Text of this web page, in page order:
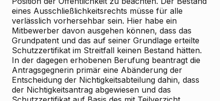
eines Ausschließlichkeitsrechts müsse für alle
verlässlich vorhersehbar sein. Hier habe ein
Mitbewerber davon ausgehen können, dass das
Grundpatent und das auf seiner Grundlage erteilte
Schutzzertifikat im Streitfall keinen Bestand hätten.
In der dagegen erhobenen Berufung beantragt die
Antragsgegnerin primär eine Abänderung der
Entscheidung der Nichtigkeitsabteilung dahin, dass
der Nichtigkeitsantrag abgewiesen und das